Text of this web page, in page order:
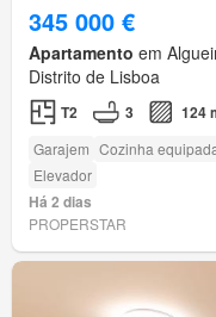
345 000 €
Apartamento em
Distrito de Lisboa
T2 3 124
Garajem Cozinha
Elevador
Há 2 dias
PROPERSTAR